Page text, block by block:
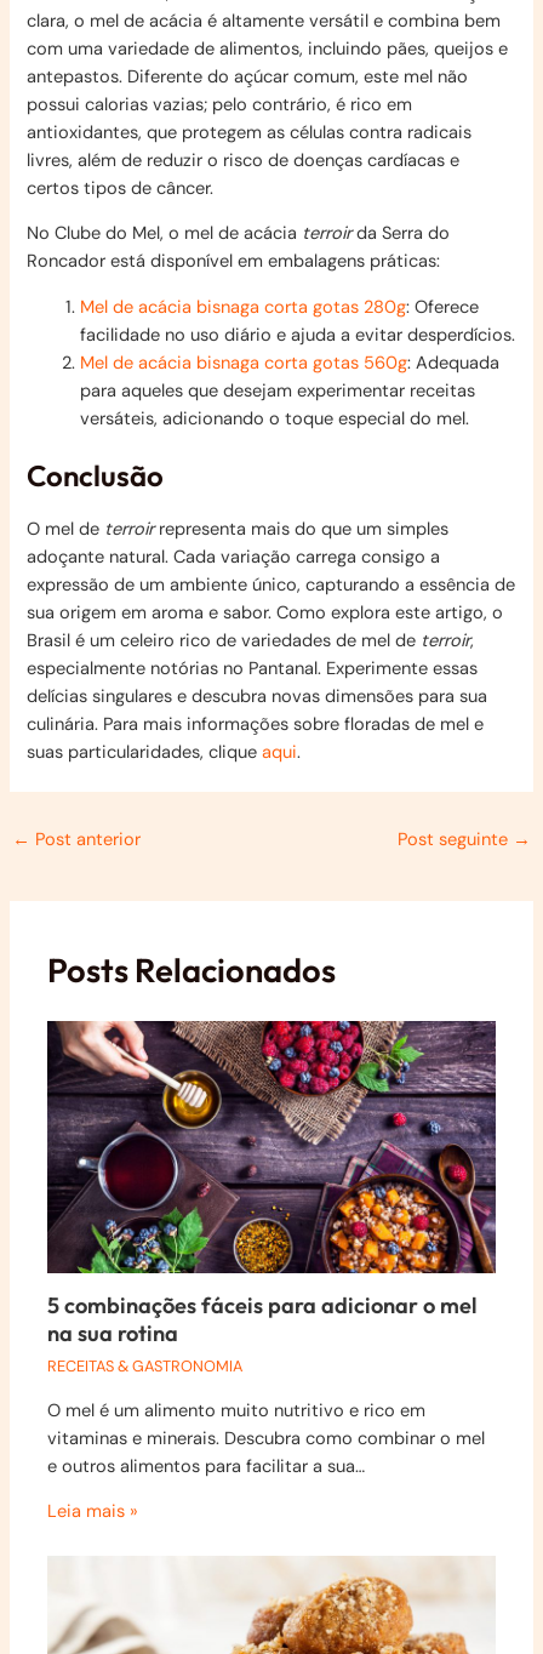
clara, o mel de acácia é altamente versátil e combina bem
com uma variedade de alimentos, incluindo pães, queijos e
antepastos. Diferente do açúcar comum, este mel não
possui calorias vazias; pelo contrário, é rico em
antioxidantes, que protegem as células contra radicais
livres, além de reduzir o risco de doenças cardíacas e
certos tipos de câncer.
No Clube do Mel, o mel de acácia terroirda Serra do
Roncador está disponível em embalagens práticas:
Mel de acácia bisnaga corta gotas 280g: Oferece
facilidade no uso diário e ajuda a evitar desperdícios.
Mel de acácia bisnaga corta gotas 560g: Adequada
para aqueles que desejam experimentar receitas
versáteis, adicionando o toque especial do mel.
Conclusão
O mel de terroirrepresenta mais do que um simples
adoçante natural. Cada variação carrega consigo a
expressão de um ambiente único, capturando a essência de
sua origem em aroma e sabor. Como explora este artigo, o
Brasil é um celeiro rico de variedades de mel de terroir,
especialmente notórias no Pantanal. Experimente essas
delícias singulares e descubra novas dimensões para sua
culinária. Para mais informações sobre floradas de mel e
suas particularidades, cliqueaqui.
Post
← Post anterior Post seguinte →
Posts Relacionados
5 combinações fáceis para adicionar o mel
na sua rotina
RECEITAS & GASTRONOMIA
O mel é um alimento muito nutritivo e rico em
vitaminas e minerais. Descubra como combinar o mel
e outros alimentos para facilitar a sua…
Leia mais »